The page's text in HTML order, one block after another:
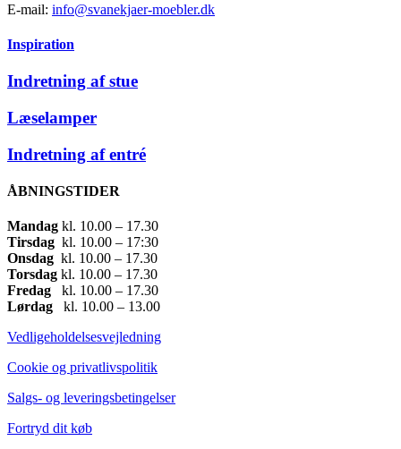
E-mail: info@svanekjaer-moebler.dk
Inspiration
Indretning af stue
Læselamper
Indretning af entré
ÅBNINGSTIDER
Mandag ​ kl. 10.00 – 17.30​
Tirsdag ​ kl. 10.00 – 17:30​
Onsdag ​ kl. 10.00 – 17.30​
Torsdag ​ kl. 10.00 – 17.30​
Fredag ​ kl. 10.00 – 17.30​
Lørdag ​ kl. 10.00 – 13.00
Vedligeholdelsesvejledning
Cookie og privatlivspolitik
Salgs- og leveringsbetingelser
Fortryd dit køb